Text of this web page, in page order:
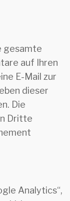
gesamte
auf Ihren
E-Mail zur
dieser
Die
Dritte
Analytics“,